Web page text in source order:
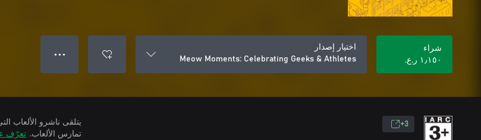
شراء
١٫١٥٠ ر.ع.‏
اختيار إصدار
Meow Moments: Celebrating Geeks & Athletes
● ● ●
3+
تمارس الألعاب. تعرّف